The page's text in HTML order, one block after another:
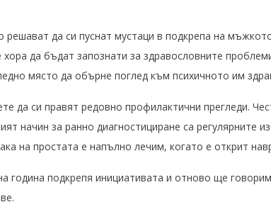
решават да си пуснат мустаци в подкрепа на
да бъдат запознати за здравословните
място да обърне поглед към психичното им
си правят редовно профилактични прегледи.
начин за ранно диагностициране са регулярните
на простата е напълно лечим, когато е открит
година подкрепя инициативата и отново ще